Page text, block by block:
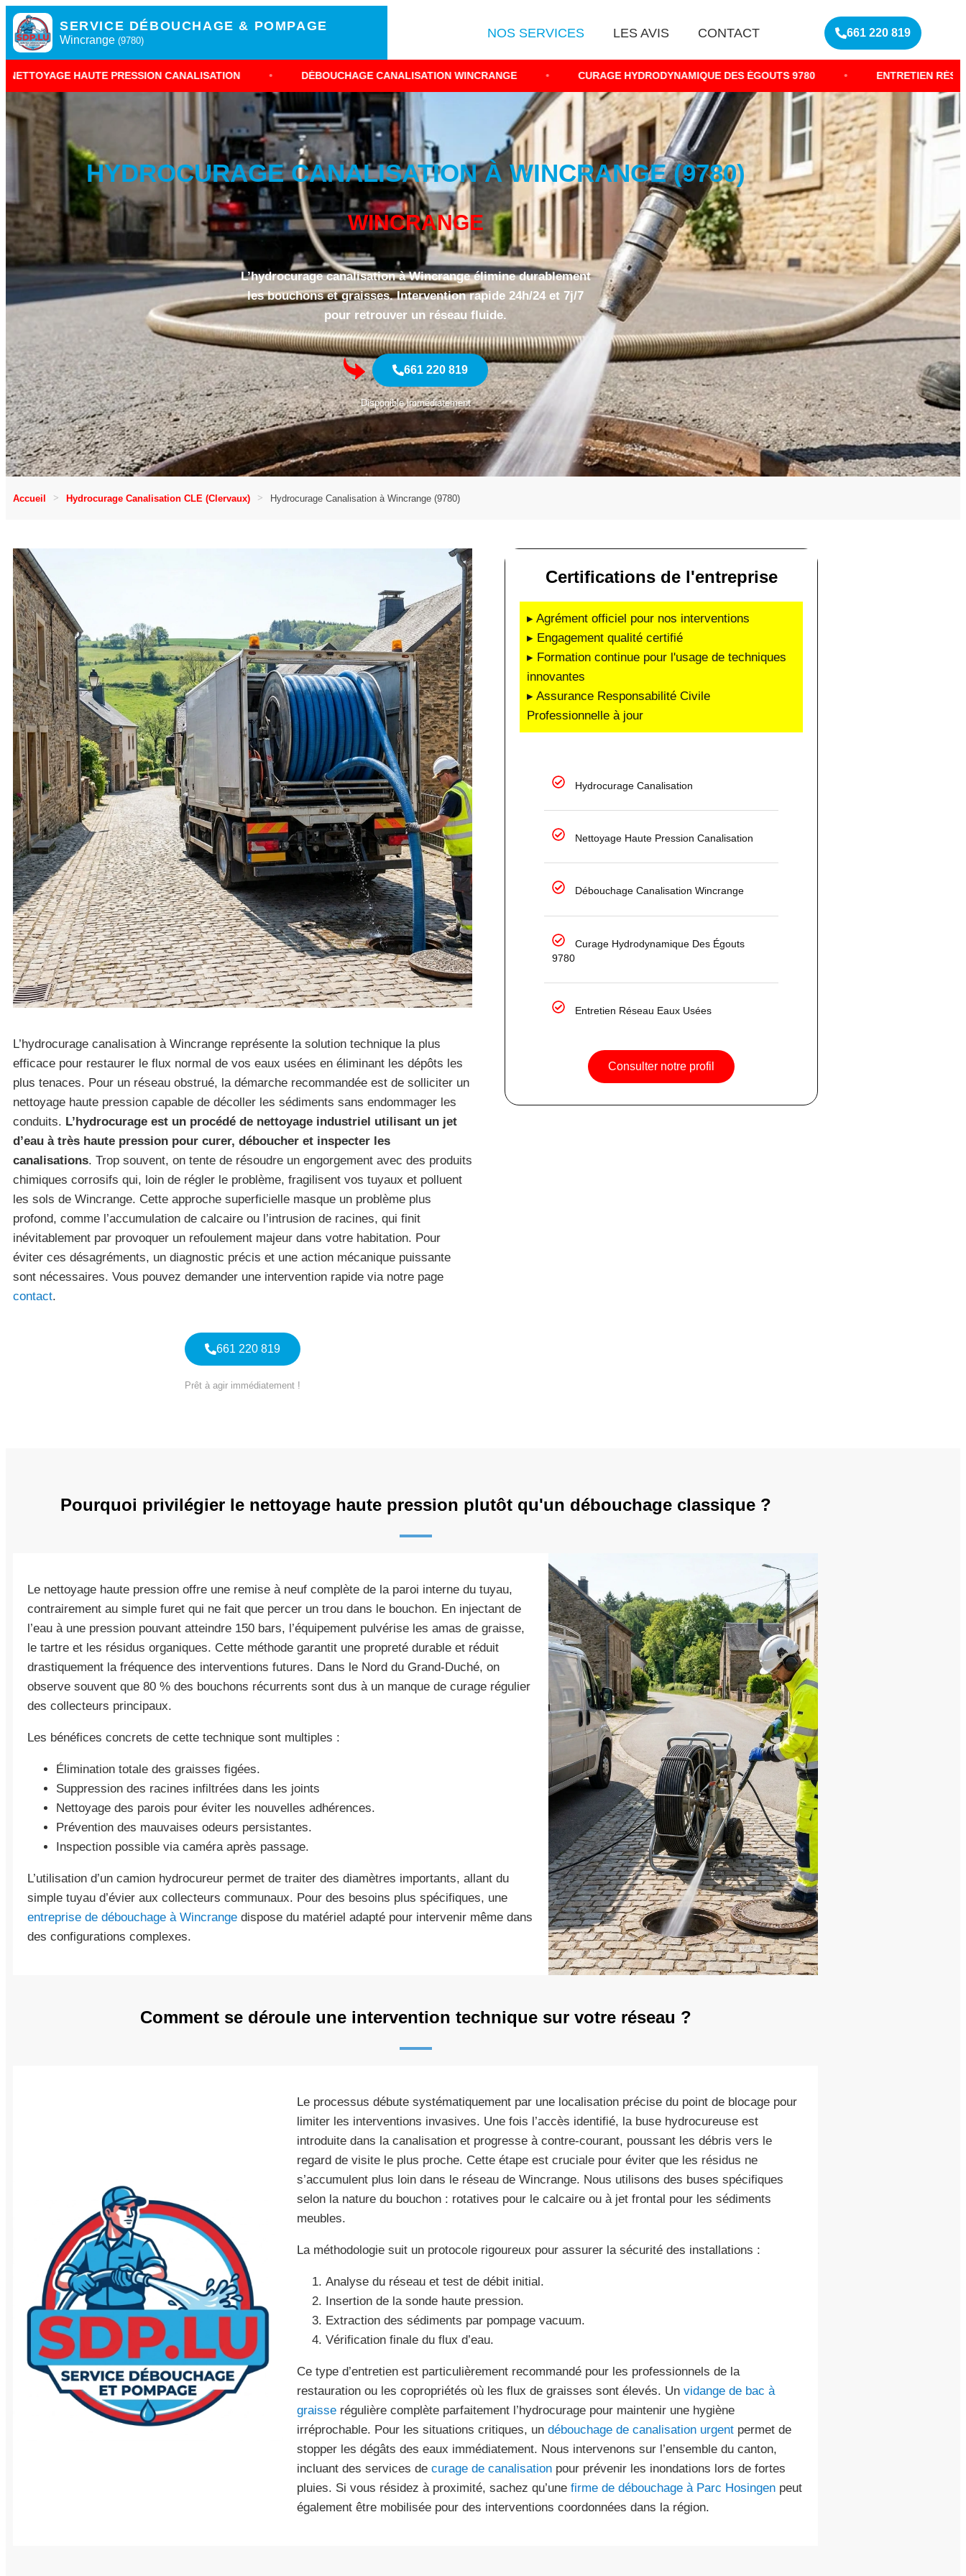
SERVICE DÉBOUCHAGE & POMPAGE
Wincrange (9780)
NOS SERVICES LES AVIS CONTACT 661 220 819
PRESSION CANALISATION • DÉBOUCHAGE CANALISATION WINCRANGE • CURAGE HYDRODYNAMIQUE DES ÉGOUTS 9780 • ENTRETIEN RÉSEAU EAUX USÉES
HYDROCURAGE CANALISATION À WINCRANGE (9780)
WINCRANGE
L’hydrocurage canalisation à Wincrange élimine durablement
les bouchons et graisses. Intervention rapide 24h/24 et 7j/7
pour retrouver un réseau fluide.
661 220 819
Disponible immédiatement
Accueil Hydrocurage Canalisation CLE (Clervaux) Hydrocurage Canalisation à Wincrange (9780)
L’hydrocurage canalisation à Wincrange représente la solution technique la plus
efficace pour restaurer le flux normal de vos eaux usées en éliminant les dépôts les
plus tenaces. Pour un réseau obstrué, la démarche recommandée est de solliciter un
nettoyage haute pression capable de décoller les sédiments sans endommager les
conduits. L’hydrocurage est un procédé de nettoyage industriel utilisant un jet
d’eau à très haute pression pour curer, déboucher et inspecter les
canalisations. Trop souvent, on tente de résoudre un engorgement avec des produits
chimiques corrosifs qui, loin de régler le problème, fragilisent vos tuyaux et polluent
les sols de Wincrange. Cette approche superficielle masque un problème plus
profond, comme l’accumulation de calcaire ou l’intrusion de racines, qui finit
inévitablement par provoquer un refoulement majeur dans votre habitation. Pour
éviter ces désagréments, un diagnostic précis et une action mécanique puissante
sont nécessaires. Vous pouvez demander une intervention rapide via notre page
contact.
661 220 819
Prêt à agir immédiatement !
Certifications de l'entreprise
▸ Agrément officiel pour nos interventions
▸ Engagement qualité certifié
▸ Formation continue pour l'usage de techniques
innovantes
▸ Assurance Responsabilité Civile
Professionnelle à jour
Hydrocurage Canalisation
Nettoyage Haute Pression Canalisation
Débouchage Canalisation Wincrange
Curage Hydrodynamique Des Égouts
9780
Entretien Réseau Eaux Usées
Consulter notre profil
Pourquoi privilégier le nettoyage haute pression plutôt qu'un débouchage classique ?
Le nettoyage haute pression offre une remise à neuf complète de la paroi interne du tuyau,
contrairement au simple furet qui ne fait que percer un trou dans le bouchon. En injectant de
l’eau à une pression pouvant atteindre 150 bars, l’équipement pulvérise les amas de graisse,
le tartre et les résidus organiques. Cette méthode garantit une propreté durable et réduit
drastiquement la fréquence des interventions futures. Dans le Nord du Grand-Duché, on
observe souvent que 80 % des bouchons récurrents sont dus à un manque de curage régulier
des collecteurs principaux.
Les bénéfices concrets de cette technique sont multiples :
Élimination totale des graisses figées.
Suppression des racines infiltrées dans les joints
Nettoyage des parois pour éviter les nouvelles adhérences.
Prévention des mauvaises odeurs persistantes.
Inspection possible via caméra après passage.
L’utilisation d’un camion hydrocureur permet de traiter des diamètres importants, allant du
simple tuyau d’évier aux collecteurs communaux. Pour des besoins plus spécifiques, une
entreprise de débouchage à Wincrange dispose du matériel adapté pour intervenir même dans
des configurations complexes.
Comment se déroule une intervention technique sur votre réseau ?
Le processus débute systématiquement par une localisation précise du point de blocage pour
limiter les interventions invasives. Une fois l’accès identifié, la buse hydrocureuse est
introduite dans la canalisation et progresse à contre-courant, poussant les débris vers le
regard de visite le plus proche. Cette étape est cruciale pour éviter que les résidus ne
s’accumulent plus loin dans le réseau de Wincrange. Nous utilisons des buses spécifiques
selon la nature du bouchon : rotatives pour le calcaire ou à jet frontal pour les sédiments
meubles.
La méthodologie suit un protocole rigoureux pour assurer la sécurité des installations :
Analyse du réseau et test de débit initial.
Insertion de la sonde haute pression.
Extraction des sédiments par pompage vacuum.
Vérification finale du flux d’eau.
Ce type d’entretien est particulièrement recommandé pour les professionnels de la
restauration ou les copropriétés où les flux de graisses sont élevés. Un vidange de bac à
graisserégulière complète parfaitement l’hydrocurage pour maintenir une hygiène
irréprochable. Pour les situations critiques, un débouchage de canalisation urgentpermet de
stopper les dégâts des eaux immédiatement. Nous intervenons sur l’ensemble du canton,
incluant des services de curage de canalisationpour prévenir les inondations lors de fortes
pluies. Si vous résidez à proximité, sachez qu’une firme de débouchage à Parc Hosingenpeut
également être mobilisée pour des interventions coordonnées dans la région.